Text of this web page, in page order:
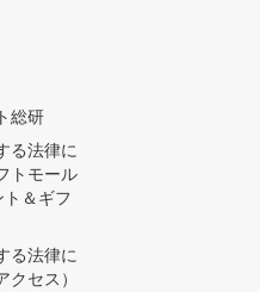
総研
る法律に
トモール
＆ギフ
る法律に
クセス）